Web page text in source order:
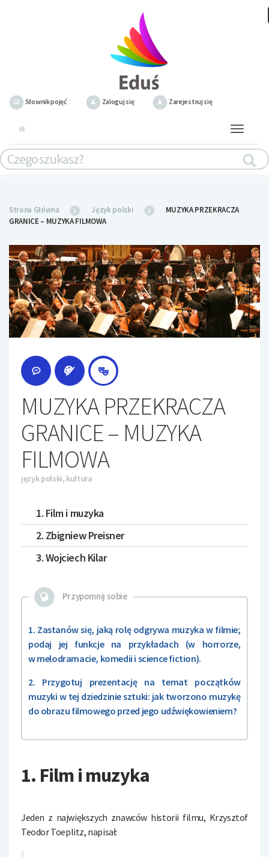
Słownik pojęć Zaloguj się Zarejestruj się
Toggle
navigation
Strona Główna Język polski
MUZYKA PRZEKRACZA
GRANICE – MUZYKA FILMOWA
MUZYKA PRZEKRACZA
GRANICE – MUZYKA
FILMOWA
język polski, kultura
1. Film i muzyka
2. Zbigniew Preisner
3. Wojciech Kilar
Przypomnij sobie
1. Zastanów się, jaką rolę odgrywa muzyka w filmie;
podaj jej funkcje na przykładach (w horrorze,
w melodramacie, komedii i science fiction).
2. Przygotuj prezentację na temat początków
muzyki w tej dziedzinie sztuki: jak tworzono muzykę
do obrazu filmowego przed jego udźwiękowieniem?
1. Film i muzyka
Jeden z największych znawców historii filmu, Krzysztof
Teodor Toeplitz, napisał: